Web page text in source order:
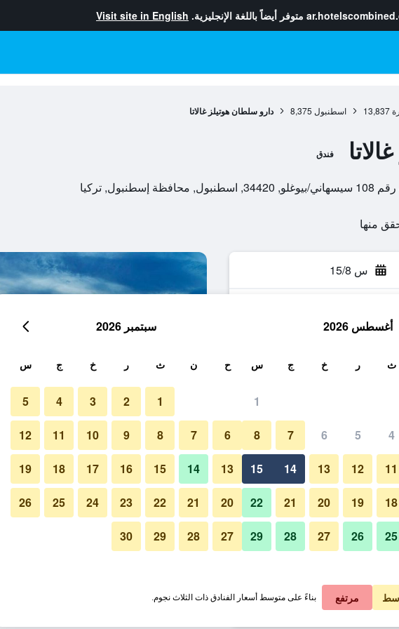
متوفر أيضاً باللغة الإنجليزية. Visit site in English
13,837 اسطنبول 8,375 دارو سلطان هوتيلز غالاتا
فندق
تركيا
س 15/8
في الليلة
﷼ عرض الصفقة
﷼ عرض الصفقة
المظهر الخارجي
صور لـ دارو سلطان هوتيلز غالاتا
أغسطس 2026
ث ر خ ج س
1
4
5
6
7
8
11
12
13
14
15
18
19
20
21
22
25
26
27
28
29
سبتمبر 2026
ح ن ث ر خ ج س
1
2
3
4
5
6
7
8
9
10
11
12
13
14
15
16
17
18
19
20
21
22
23
24
25
26
27
28
29
30
مرتفع بناءً على متوسط أسعار الفنادق ذات الثلاث نجوم.